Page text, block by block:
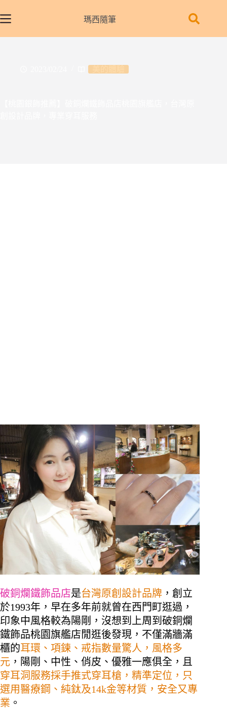
至
瑪西隨筆
破銅爛鐵飾品店是台灣原創設計品牌 ，創立
於1993年，早在多年前就曾在西門町逛過，
印象中風格較為陽剛，沒想到上周到破銅爛
鐵飾品桃園旗艦店閒逛後發現，不僅滿牆滿
櫃的耳環、項鍊、戒指數量驚人，風格多
元 ，陽剛、中性、俏皮、優雅一應俱全，且
穿耳洞服務採手推式穿耳槍，精準定位，只
選用醫療鋼、純鈦及14k金等材質，安全又專
業 。